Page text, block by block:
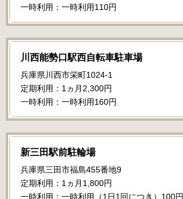
一時利用：一時利用110円
川西能勢口駅西自転車駐車場
兵庫県川西市栄町1024-1
定期利用：1ヵ月2,300円
一時利用：一時利用160円
新三田駅前駐輪場
兵庫県三田市福島455番地9
定期利用：1ヵ月1,800円
一時利用：一時利用（1日1回につき）100円